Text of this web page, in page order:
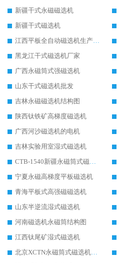
新疆干式永磁磁选机
新疆干式磁选机
江西平板全自动磁选机生产厂家
黑龙江干式磁选机厂家
广西永磁筒式强磁选机
山东干式磁选机批发
吉林永磁磁选机结构图
陕西钛铁矿高梯度磁选机
广西河沙磁选机的电机
吉林实验用室湿式磁选机
CTB-1540新疆永磁筒式磁选机
宁夏永磁高梯度平板磁选机
青海平板式高强磁磁选机
山东半逆流湿式磁选机
河南磁选机永磁筒结构图
江西钛尾矿湿式磁选机
北京XCTN永磁筒式磁选机磁块位置